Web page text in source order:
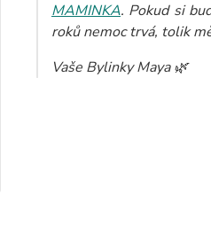
MAMINKA. Pokud si
roků nemoc trvá, tolik
Vaše Bylinky Maya 🌿